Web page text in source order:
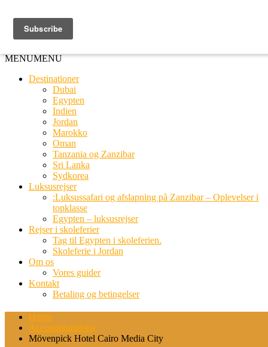
MENUMENU
Destinationer
Dubai
Egypten
Indien
Jordan
Marokko
Oman
Tanzania og Zanzibar
Sri Lanka
Sydkorea
Luksusrejser
:Luksussafari og afslapning på Zanzibar – Oplevelser i
topklasse
Egypten – luksusrejser
Rejser i skoleferier
Tag til Egypten i skoleferien.
Skoleferie i Jordan
Om os
Vores guider
Kontakt
Betaling og betingelser
Home
Accommodations
Mövenpick Hotel Cairo Media City